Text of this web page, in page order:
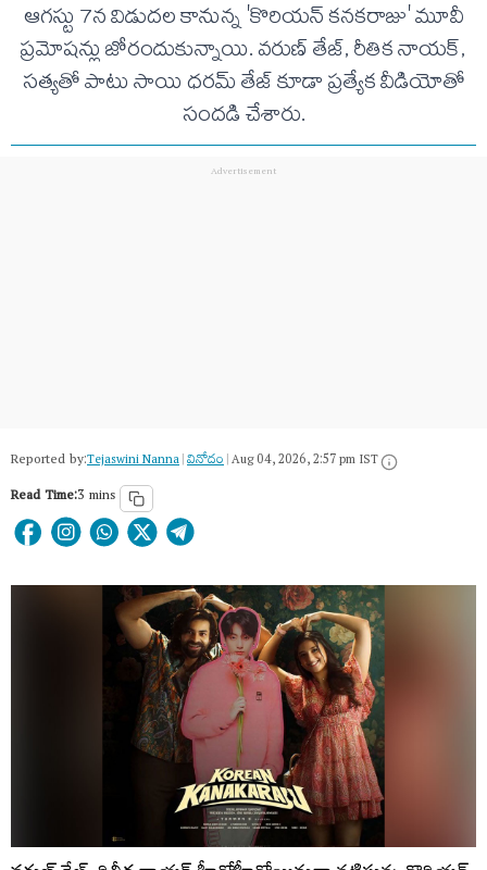
ఆగస్టు 7న విడుదల కానున్న 'కొరియన్ కనకరాజు' మూవీ
ప్రమోషన్లు జోరందుకున్నాయి. వరుణ్ తేజ్, రీతిక నాయక్,
సత్యతో పాటు సాయి ధరమ్ తేజ్ కూడా ప్రత్యేక వీడియోతో
సందడి చేశారు.
Reported by:Tejaswini Nanna|వినోదం|Aug 04, 2026, 2:57 pm IST
Read Time:3 mins